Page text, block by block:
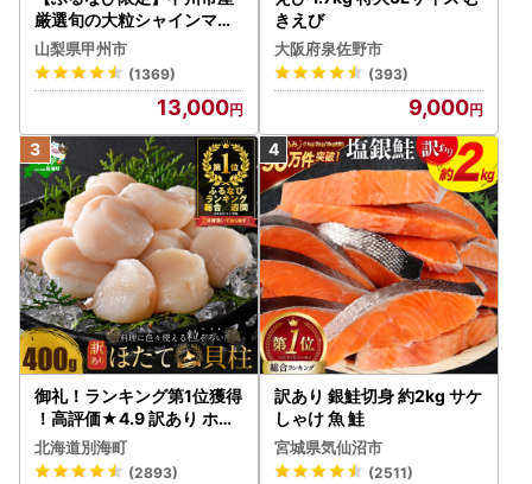
厳選旬の大粒シャインマス
カット 約1.3kg 2～3房【2
026年発送】（MG）B12-
472 FN-Limited-VO シャ
インマスカット フルーツ
山梨県甲州市
(1369)
13,000
きえび
大阪府泉佐野市
(393)
9,000
御礼！ランキング第1位獲得
！高評価★4.9 訳あり ホタ
テ 400g（ほたて 帆立 貝柱
冷凍 ）
北海道別海町
(2893)
訳あり 銀鮭切身 約2kg サケ
しゃけ 魚 鮭
宮城県気仙沼市
(2511)